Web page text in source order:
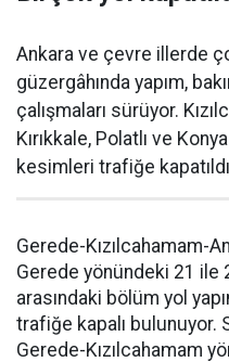
Ankara ve çevre illerde
güzergâhında yapım,
çalışmaları sürüyor.
Kırıkkale, Polatlı ve
kesimleri trafiğe
Gerede-Kızılcahamam-
Gerede yönündeki 21
arasındaki bölüm yol
trafiğe kapalı bulunuyor.
Gerede-Kızılcahamam